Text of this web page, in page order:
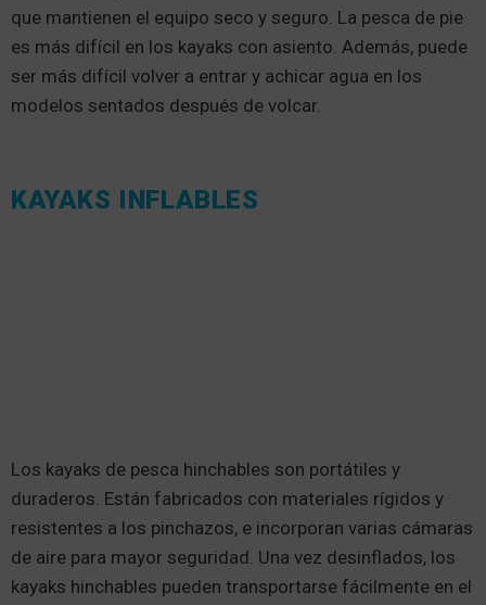
que mantienen el equipo seco y seguro. La pesca de pie
es más difícil en los kayaks con asiento. Además, puede
ser más difícil volver a entrar y achicar agua en los
modelos sentados después de volcar.
KAYAKS INFLABLES
Los kayaks de pesca hinchables son portátiles y
duraderos. Están fabricados con materiales rígidos y
resistentes a los pinchazos, e incorporan varias cámaras
de aire para mayor seguridad. Una vez desinflados, los
kayaks hinchables pueden transportarse fácilmente en el